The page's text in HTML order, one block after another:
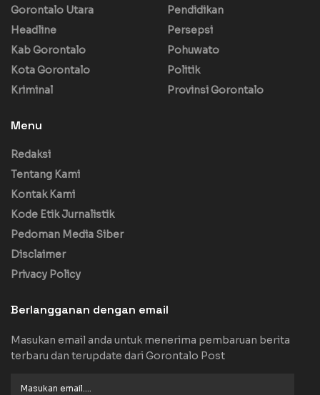
Gorontalo Utara
Headline
Kab Gorontalo
Kota Gorontalo
Kriminal
Pendidikan
Persepsi
Pohuwato
Politik
Provinsi Gorontalo
Menu
Redaksi
Tentang Kami
Kontak Kami
Kode Etik Jurnalistik
Pedoman Media Siber
Disclaimer
Privacy Policy
Berlangganan dengan email
Masukan email anda untuk menerima pembaruan berita
terbaru dan terupdate dari Gorontalo Post